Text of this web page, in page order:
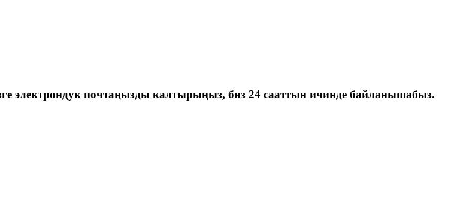
электрондук почтаңызды калтырыңыз, биз 24 сааттын ичинде байланышабыз.